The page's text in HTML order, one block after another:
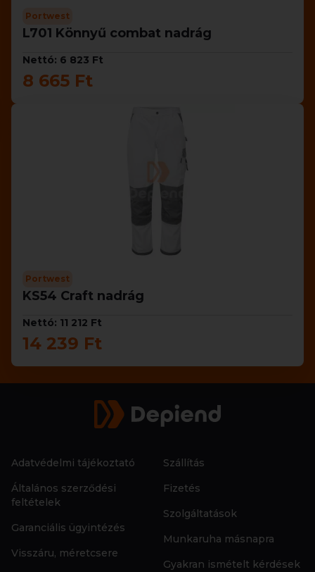
Portwest
L701 Könnyű combat nadrág
Nettó: 6 823 Ft
8 665 Ft
Portwest
KS54 Craft nadrág
Nettó: 11 212 Ft
14 239 Ft
Adatvédelmi tájékoztató
Általános szerződési
feltételek
Garanciális ügyintézés
Visszáru, méretcsere
Szállítás
Fizetés
Szolgáltatások
Munkaruha másnapra
Gyakran ismételt kérdések